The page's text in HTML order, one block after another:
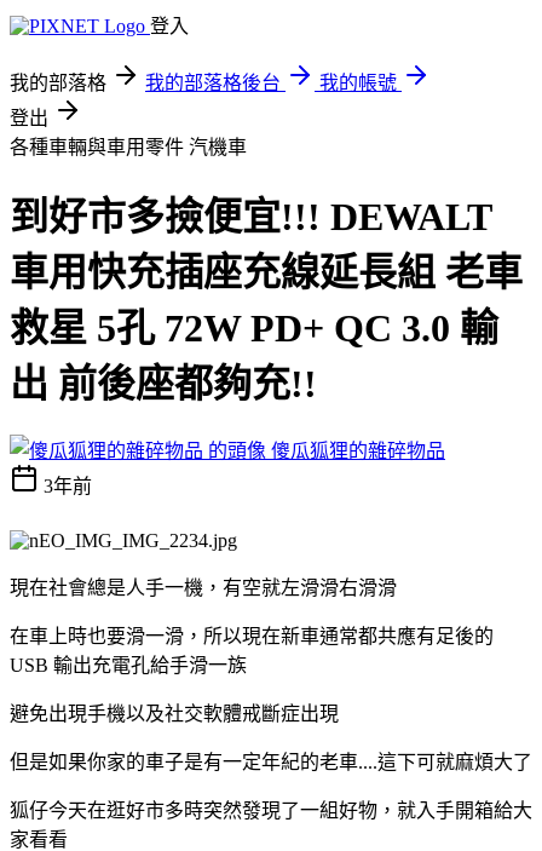
登入
我的部落格 我的部落格後台
我的帳號
登出
各種車輛與車用零件 汽機車
到好市多撿便宜!!! DEWALT
車用快充插座充線延長組 老車
救星 5孔 72W PD+ QC 3.0 輸
出 前後座都夠充!!
傻瓜狐狸的雜碎物品
3年前
現在社會總是人手一機，有空就左滑滑右滑滑
在車上時也要滑一滑，所以現在新車通常都共應有足後的
USB 輸出充電孔給手滑一族
避免出現手機以及社交軟體戒斷症出現
但是如果你家的車子是有一定年紀的老車....這下可就麻煩大了
狐仔今天在逛好市多時突然發現了一組好物，就入手開箱給大
家看看